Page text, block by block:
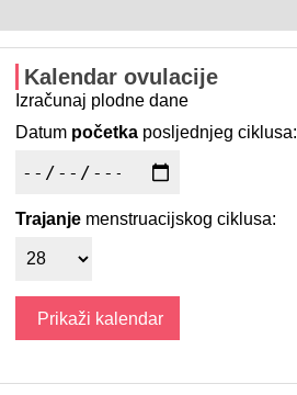
Kalendar ovulacije
Izračunaj plodne dane
Datum početka posljednjeg ciklusa:
Trajanje menstruacijskog ciklusa: